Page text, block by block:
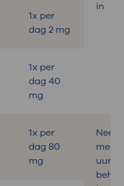
in
1x per
dag 2 mg
1x per
dag 40
mg
1x per
dag 80
mg
uur